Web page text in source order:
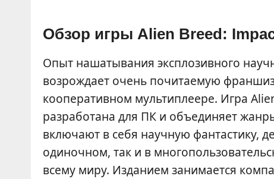
Обзор игры Alien Breed:
Опыт нашатывания эксплозивного
возрождает очень почитаемую
кооперативном мультиплеере. Игра
разработана для ПК и объединяет
включают в себя научную фантастику,
одиночном, так и в
всему миру. Изданием занимается